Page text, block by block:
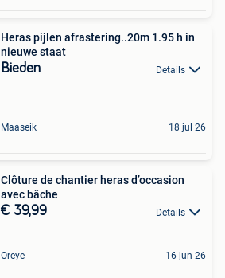
Heras pijlen afrastering..20m 1.95 h in
nieuwe staat
Bieden Details
Maaseik 18 jul 26
Clôture de chantier heras d’occasion
avec bâche
€ 39,99 Details
Oreye 16 jun 26